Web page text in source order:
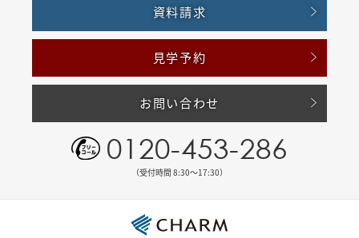
資料請求
見学予約
お問い合わせ
0120-453-286
（受付時間 8:30〜17:30）